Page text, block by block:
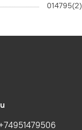
014795(2)